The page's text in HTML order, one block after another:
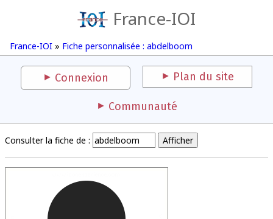
France-IOI
France-IOI » Fiche personnalisée : abdelboom
Connexion Plan du site
Communauté
Consulter la fiche de :